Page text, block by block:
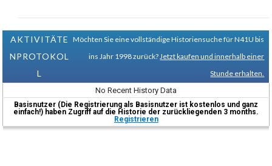
AKTIVITÄTE
NPROTOKOL
L
Möchten Sie eine vollständige Historiensuche für N41U bis
ins Jahr 1998 zurück? Jetzt kaufen und innerhalb einer
Stunde erhalten.
No Recent History Data
Basisnutzer (Die Registrierung als Basisnutzer ist kostenlos und ganz
einfach!) haben Zugriff auf die Historie der zurückliegenden 3 months.
Registrieren